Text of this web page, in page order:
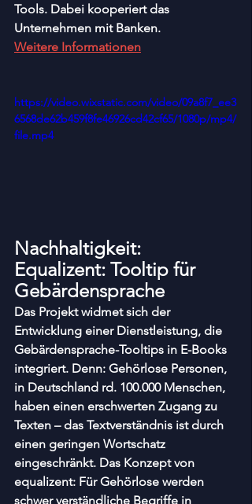
Tools. Dabei kooperiert das
Unternehmen mit Banken.
Weitere Informationen
https://video.wixstatic.com/video/09a8f7_ee3
6568de62b459f8fe46926cd42cf65/1080p/mp4/
file.mp4
Nachhaltigkeit:
Equalizent: Tooltip für
Gebärdensprache
Das Projekt widmet sich der
Entwicklung einer Dienstleistung, die
Gebärdensprache-Tooltips in E-Books
integriert. Denn: Gehörlose Personen,
in Deutschland rd. 100.000 Menschen,
haben einen erschwerten Zugang zu
Texten – das Textverständnis ist durch
einen geringen Wortschatz
eingeschränkt. Das Konzept von
equalizent: Für Gehörlose werden
schwer verständliche Begriffe in